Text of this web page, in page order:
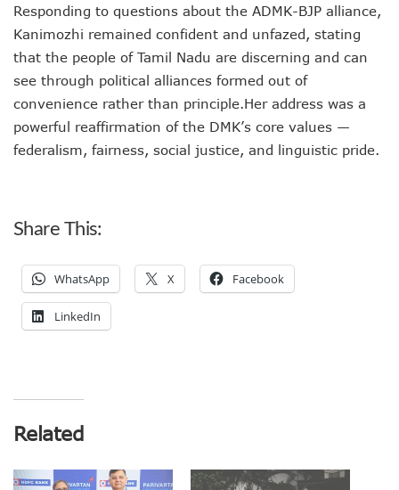
Responding to questions about the ADMK-BJP alliance,
Kanimozhi remained confident and unfazed, stating
that the people of Tamil Nadu are discerning and can
see through political alliances formed out of
convenience rather than principle.Her address was a
powerful reaffirmation of the DMK’s core values —
federalism, fairness, social justice, and linguistic pride.
Share This:
WhatsApp X Facebook
LinkedIn
Related